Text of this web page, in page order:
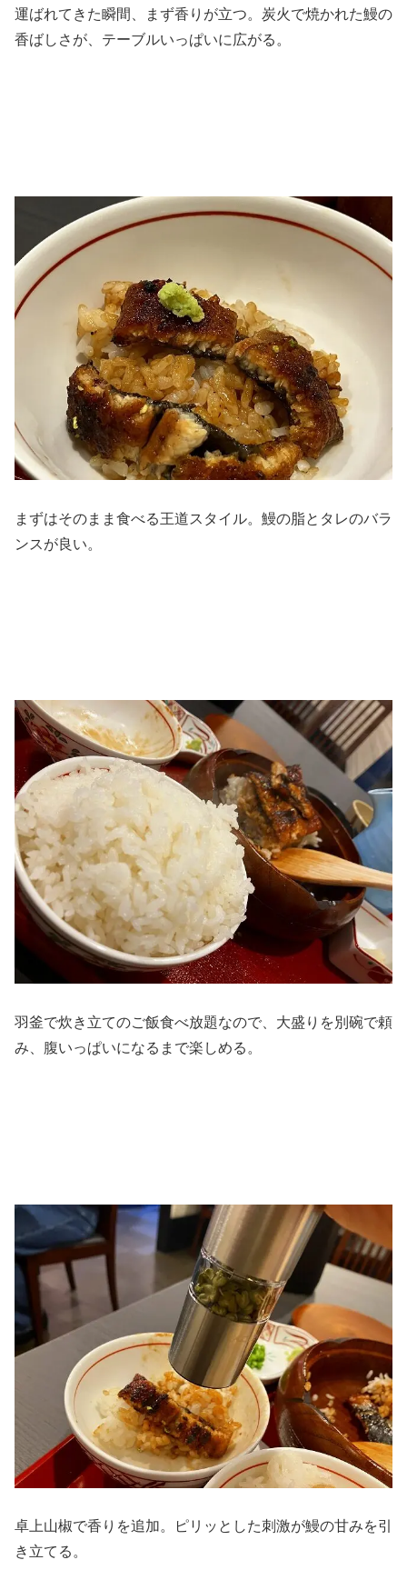
運ばれてきた瞬間、まず香りが立つ。炭火で焼かれた鰻の
香ばしさが、テーブルいっぱいに広がる。
まずはそのまま食べる王道スタイル。鰻の脂とタレのバラ
ンスが良い。
羽釜で炊き立てのご飯食べ放題なので、大盛りを別碗で頼
み、腹いっぱいになるまで楽しめる。
卓上山椒で香りを追加。ピリッとした刺激が鰻の甘みを引
き立てる。